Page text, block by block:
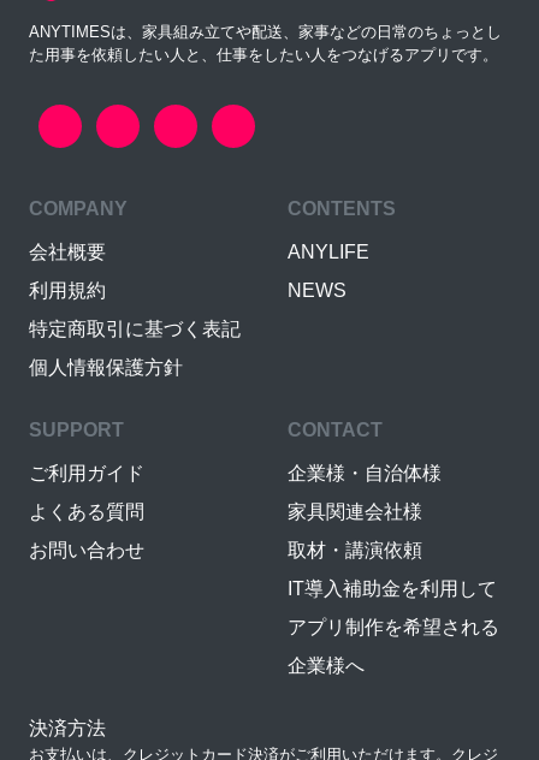
ANYTIMESは、家具組み立てや配送、家事などの日常のちょっとし
た用事を依頼したい人と、仕事をしたい人をつなげるアプリです。
COMPANY
会社概要
利用規約
特定商取引に基づく表記
個人情報保護方針
CONTENTS
ANYLIFE
NEWS
SUPPORT
ご利用ガイド
よくある質問
お問い合わせ
CONTACT
企業様・自治体様
家具関連会社様
取材・講演依頼
IT導入補助金を利用して
アプリ制作を希望される
企業様へ
決済方法
お支払いは、クレジットカード決済がご利用いただけます。クレジ